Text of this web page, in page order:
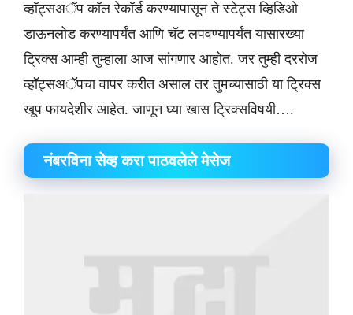
व्हॉट्सअॅप कॉल रेकॉर्ड करण्यापासून ते स्टेट्स व्हिडिओ
डाऊनलोड करण्यापर्यंत आणि चॅट लपवण्यापर्यंत यासारख्या
ट्रिक्स आम्ही तुम्हाला आज सांगणार आहोत. जर तुम्ही दररोज
व्हॉट्सअॅपचा वापर करीत असाल तर तुमच्यासाठी या ट्रिक्स
खूप फायदेशीर आहेत. जाणून घ्या खास ट्रिक्सविषयी….
​नंबरविना सेव्ह करा पाठवलेले मेसेज